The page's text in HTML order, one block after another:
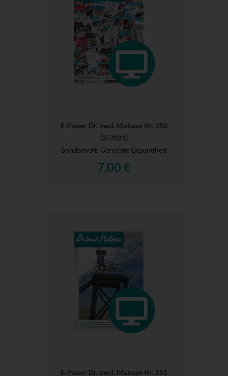
E-Paper Dr. med. Mabuse Nr. 250
(2/2021)
Sonderheft: Gerechte Gesundheit
7,00 €
E-Paper Dr. med. Mabuse Nr. 251